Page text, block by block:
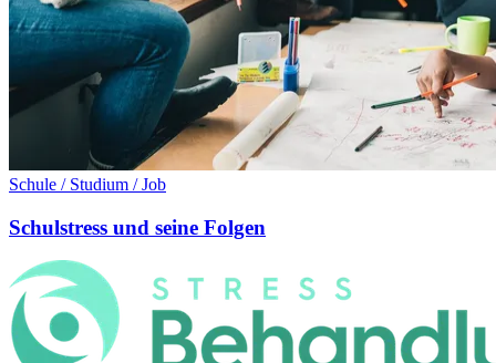
Schule / Studium / Job
Schulstress und seine Folgen